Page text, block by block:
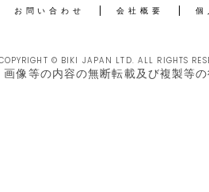
お問い合わせ 会社概要 個
© BIKI JAPAN LTD. ALL RIGHTS
像等の内容の無断転載及び複製等の